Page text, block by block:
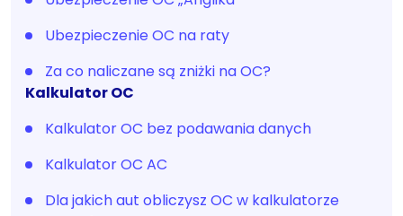
Ubezpieczenie OC na raty
Za co naliczane są zniżki na OC?
Kalkulator OC
Kalkulator OC bez podawania danych
Kalkulator OC AC
Dla jakich aut obliczysz OC w kalkulatorze